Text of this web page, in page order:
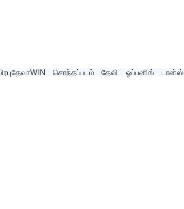
சொந்தப்படம் தேவி ஓப்பனிங் டான்ஸ்